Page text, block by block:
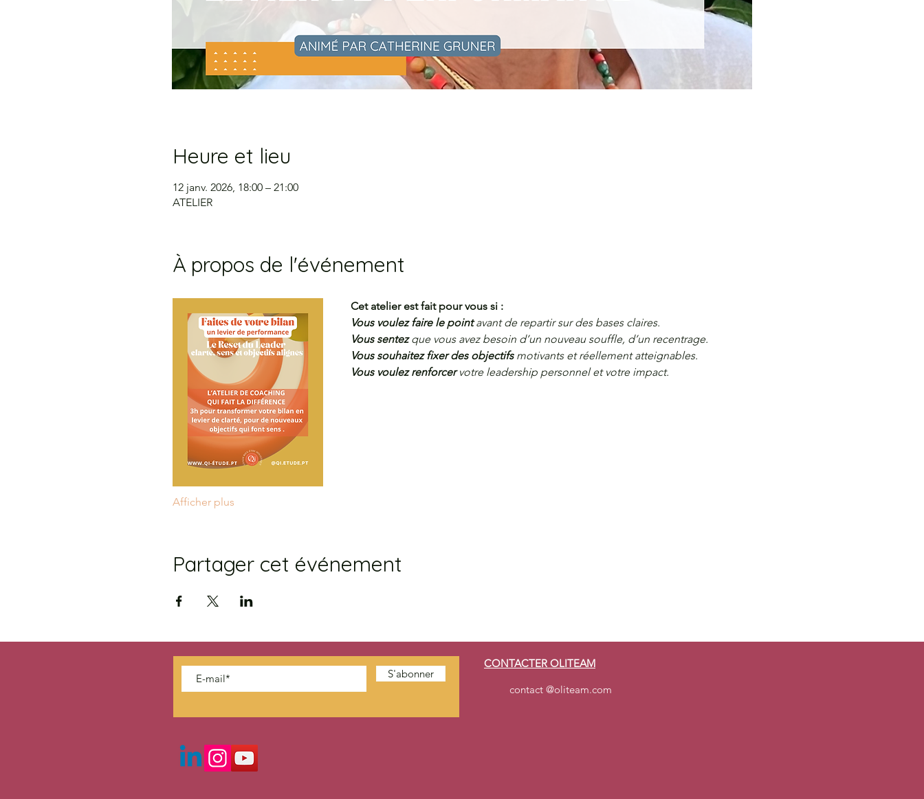
Heure et lieu
12 janv. 2026, 18:00 – 21:00
ATELIER
À propos de l'événement
Cet atelier est fait pour vous si :
Vous voulez faire le point avant de repartir sur des bases claires.
Vous sentez que vous avez besoin d’un nouveau souffle, d’un recentrage.
Vous souhaitez fixer des objectifs motivants et réellement atteignables.
Vous voulez renforcer votre leadership personnel et votre impact.
Afficher plus
Partager cet événement
S'abonner
CONTACTER OLITEAM
contact @oliteam.com